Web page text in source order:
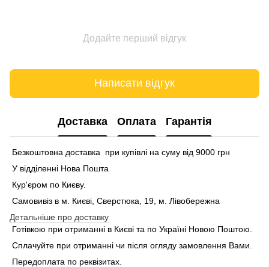
Додайте перший відгук
Написати відгук
Доставка Оплата Гарантія
Безкоштовна доставка при купівлі на суму від 9000 грн
У відділенні Нова Пошта
Кур'єром по Києву.
Самовивіз в м. Києві, Сверстюка, 19, м. Лівобережна
Детальніше про доставку
Готівкою при отриманні в Києві та по Україні Новою Поштою.
Сплачуйте при отриманні чи після огляду замовлення Вами.
Передоплата по реквізитах.